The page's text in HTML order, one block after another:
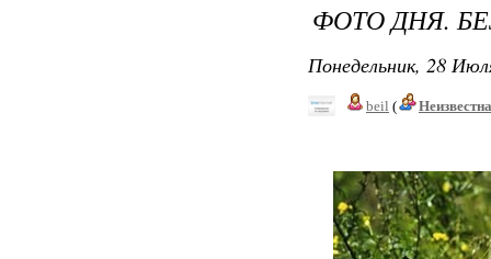
ФОТО ДНЯ.
Понедельник, 28
beil (